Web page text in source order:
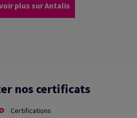
plus sur Antalis
nos certificats
Certifications